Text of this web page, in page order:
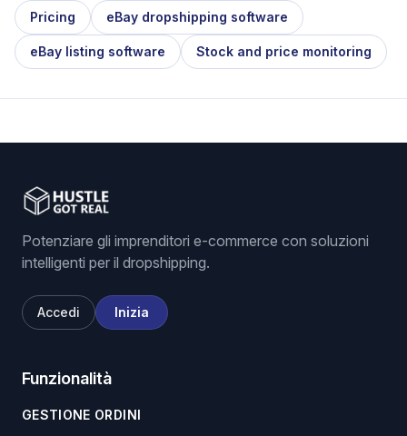
Pricing eBay dropshipping software
eBay listing software Stock and price monitoring
Potenziare gli imprenditori e-commerce con soluzioni
intelligenti per il dropshipping.
Accedi Inizia
Funzionalità
GESTIONE ORDINI